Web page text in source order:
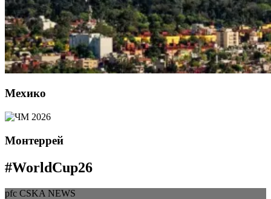
Мехико
Монтеррей
#WorldCup26
pfc CSKA NEWS